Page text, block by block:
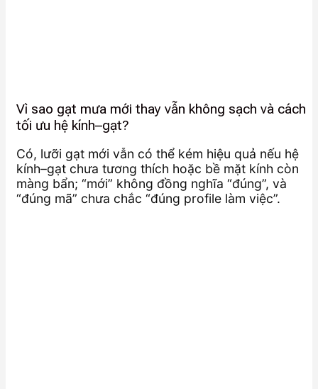
Vì sao gạt mưa mới thay vẫn không sạch và cách
tối ưu hệ kính–gạt?
Có, lưỡi gạt mới vẫn có thể kém hiệu quả nếu hệ
kính–gạt chưa tương thích hoặc bề mặt kính còn
màng bẩn; “mới” không đồng nghĩa “đúng”, và
“đúng mã” chưa chắc “đúng profile làm việc”.